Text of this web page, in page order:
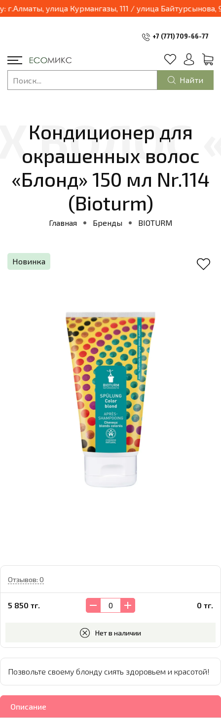
улица Курмангазы, 111 / улица Байтурсынова,
+7 (771) 709-66-77
Найти
Кондиционер для
окрашенных волос
«Блонд» 150 мл Nr.114
(Bioturm)
Главная Бренды BIOTURM
Новинка
Отзывов: 0
5 850 тг. 0 тг.
Нет в наличии
В корзину
Позвольте своему блонду сиять здоровьем и красотой!
Описание